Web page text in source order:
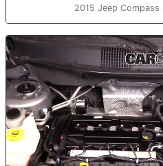
2015 Jeep